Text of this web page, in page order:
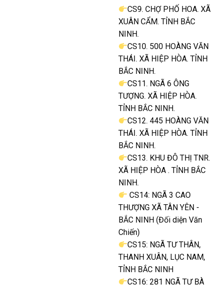
CS9. CHỢ PHỐ HOA. XÃ
XUÂN CẨM. TỈNH BẮC
NINH.
CS10. 500 HOÀNG VĂN
THÁI. XÃ HIỆP HÒA. TỈNH
BẮC NINH.
CS11. NGÃ 6 ÔNG
TƯỢNG. XÃ HIỆP HÒA.
TỈNH BẮC NINH.
CS12. 445 HOÀNG VĂN
THÁI. XÃ HIỆP HÒA. TỈNH
BẮC NINH.
CS13. KHU ĐÔ THỊ TNR.
XÃ HIỆP HÒA . TỈNH BẮC
NINH.
CS14: NGÃ 3 CAO
THƯỢNG XÃ TÂN YÊN -
BẮC NINH (Đối diện Văn
Chiến)
CS15: NGÃ TƯ THÂN,
THANH XUÂN, LỤC NAM,
TỈNH BẮC NINH
CS16: 281 NGÃ TƯ BÀ